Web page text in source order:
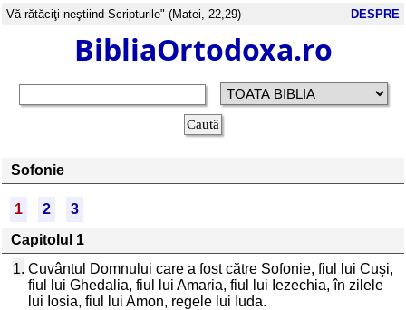
Vă rătăciţi neştiind Scripturile" (Matei, 22,29) DESPRE
BibliaOrtodoxa.ro
Sofonie
1 2
3
Capitolul 1
1. Cuvântul Domnului care a fost către Sofonie, fiul lui Cuşi,
fiul lui Ghedalia, fiul lui Amaria, fiul lui Iezechia, în zilele
lui Iosia, fiul lui Amon, regele lui Iuda.